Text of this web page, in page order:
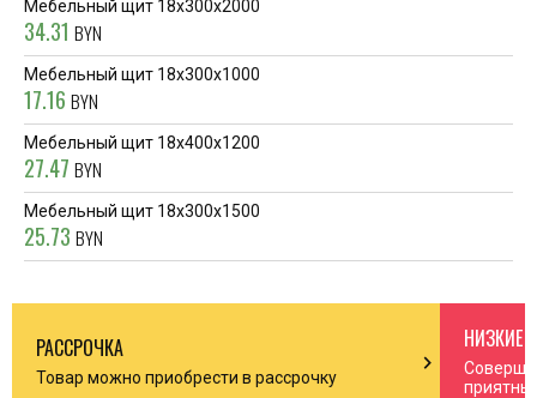
Мебельный щит 18x300x2000
34.31 BYN
Мебельный щит 18x300x1000
17.16 BYN
Мебельный щит 18x400x1200
27.47 BYN
Мебельный щит 18x300x1500
25.73 BYN
РАССРОЧКА
Товар можно приобрести в рассрочку chevron_right
НИЗКИЕ